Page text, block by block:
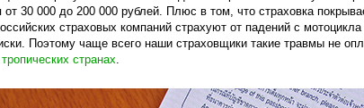
от 30 000 до 200 000 рублей. Плюс в том, что страховка
страховых компаний страхуют от падений с
Поэтому чаще всего наши страховщики такие травмы не
странах.